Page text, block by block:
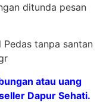
ditunda pesan
tanpa santan
atau uang
Dapur Sehati.